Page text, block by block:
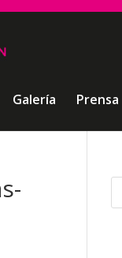
Galería Prensa